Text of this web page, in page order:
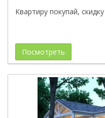
Квартиру покупай,
Посмотреть